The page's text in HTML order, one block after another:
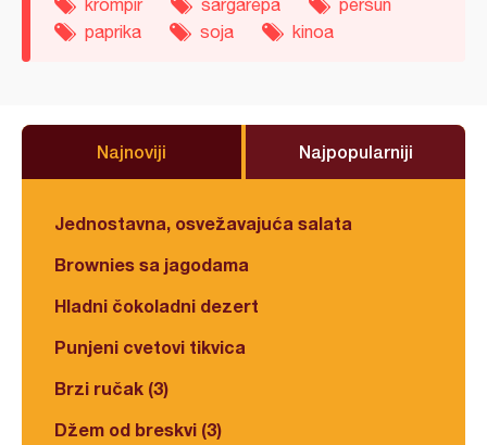
krompir šargarepa
peršun
paprika
soja kinoa
Najnoviji Najpopularniji
Jednostavna, osvežavajuća salata
Brownies sa jagodama
Hladni čokoladni dezert
Punjeni cvetovi tikvica
Brzi ručak (3)
Džem od breskvi (3)